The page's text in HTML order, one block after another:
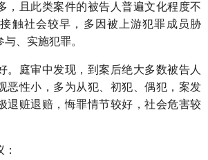
且此类案件的被告人普遍文化程度不
触社会较早，多因被上游犯罪成员胁
、实施犯罪。
庭审中发现，到案后绝大多数被告人
恶性小，多为从犯、初犯、偶犯，案发
退赃退赔，悔罪情节较好，社会危害较